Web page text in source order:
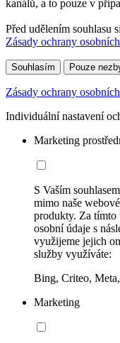
kanálů, a to pouze v
Před udělením souhlasu
Zásady ochrany
Souhlasím Pouze
Zásady ochrany
Individuální nastavení
Marketing
S Vaším
mimo naše
produkty. Za tímto
osobní údaje s
využijeme jejich
služby využíváte:
Bing, Criteo,
Marketing